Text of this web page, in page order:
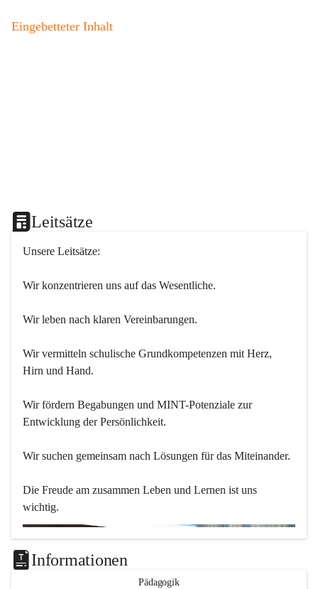
o
Eingebetteter Inhalt
Leitsätze
Unsere Leitsätze:
Wir konzentrieren uns auf das Wesentliche.
Wir leben nach klaren Vereinbarungen.
Wir vermitteln schulische Grundkompetenzen mit Herz,
Hirn und Hand.
Wir fördern Begabungen und MINT-Potenziale zur
Entwicklung der Persönlichkeit.
Wir suchen gemeinsam nach Lösungen für das Miteinander.
Die Freude am zusammen Leben und Lernen ist uns
wichtig.
Informationen
Pädagogik